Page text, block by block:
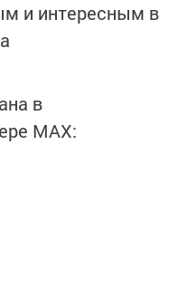
и интересным в
в
MАХ: